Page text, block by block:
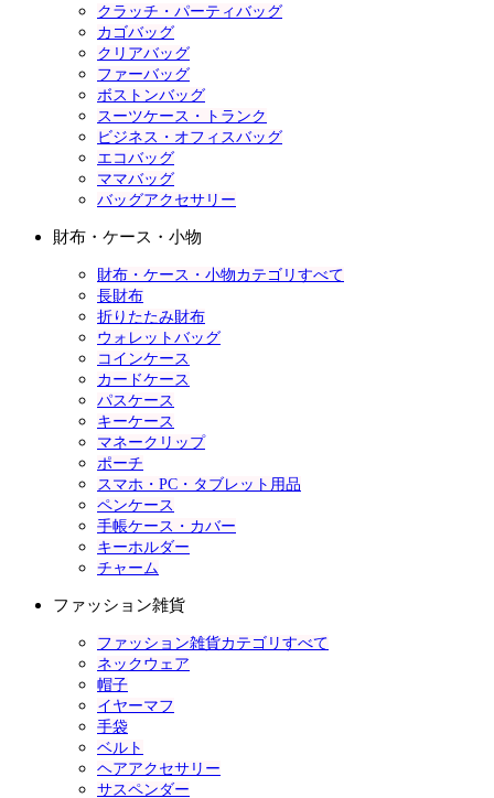
クラッチ・パーティバッグ
カゴバッグ
クリアバッグ
ファーバッグ
ボストンバッグ
スーツケース・トランク
ビジネス・オフィスバッグ
エコバッグ
ママバッグ
バッグアクセサリー
財布・ケース・小物
財布・ケース・小物カテゴリすべて
長財布
折りたたみ財布
ウォレットバッグ
コインケース
カードケース
パスケース
キーケース
マネークリップ
ポーチ
スマホ・PC・タブレット用品
ペンケース
手帳ケース・カバー
キーホルダー
チャーム
ファッション雑貨
ファッション雑貨カテゴリすべて
ネックウェア
帽子
イヤーマフ
手袋
ベルト
ヘアアクセサリー
サスペンダー